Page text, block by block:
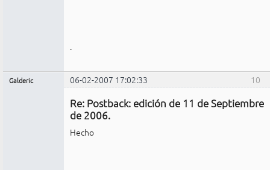
.
10
Galderic 06-02-2007 17:02:33
Re: Postback: edición de 11 de Septiembre
de 2006.
Hecho